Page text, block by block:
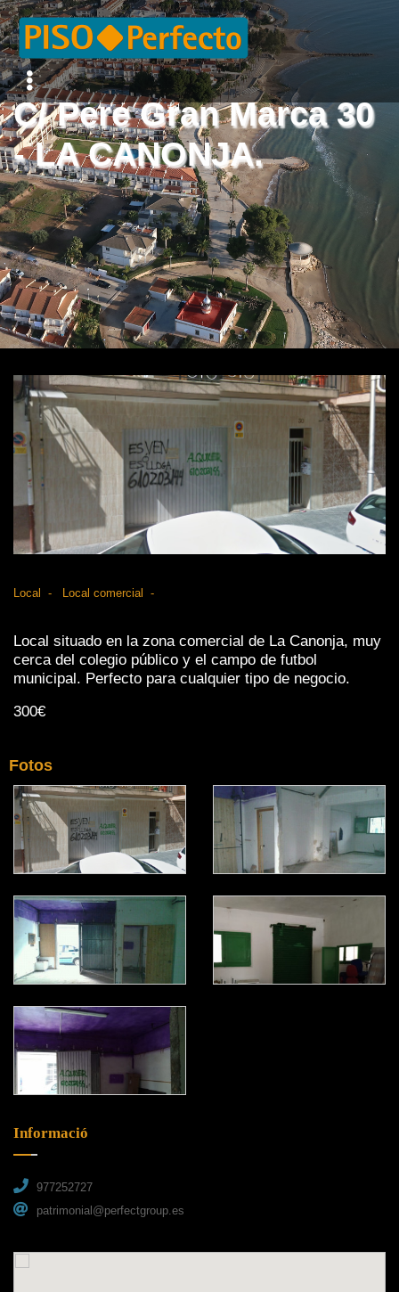
C/ Pere Gran Marca 30
- LA CANONJA.
Local Local comercial
Local situado en la zona comercial de La Canonja, muy
cerca del colegio público y el campo de futbol
municipal. Perfecto para cualquier tipo de negocio.
300€
Fotos
Informació
977252727
patrimonial@perfectgroup.es